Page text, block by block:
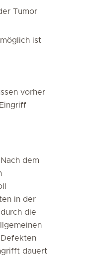
Tumor
ist
vorher
dem
in der
die
dauert